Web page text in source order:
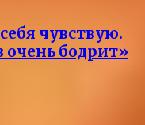
чувствую.
бодрит»